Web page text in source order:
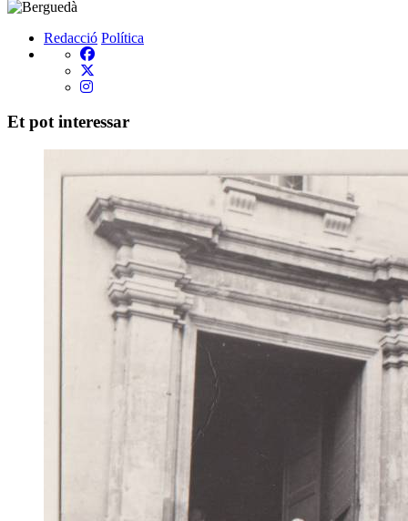
Redacció Política
Et pot interessar